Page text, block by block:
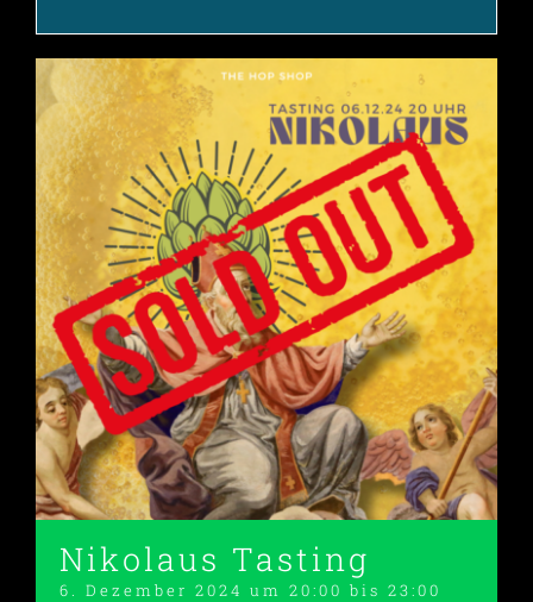
Nikolaus Tasting
6. Dezember 2024 um 20:00 bis 23:00